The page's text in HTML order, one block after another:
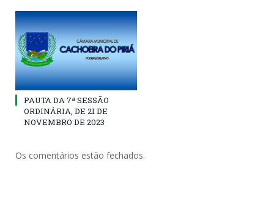
PAUTA DA 7ª SESSÃO
ORDINÁRIA, DE 21 DE
NOVEMBRO DE 2023
Os comentários estão fechados.